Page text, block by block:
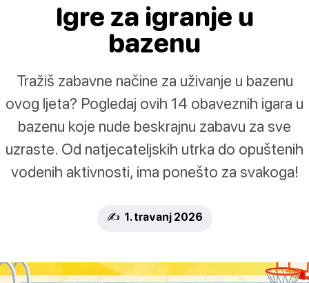
Igre za igranje u
bazenu
Tražiš zabavne načine za uživanje u bazenu
ovog ljeta? Pogledaj ovih 14 obaveznih igara u
bazenu koje nude beskrajnu zabavu za sve
uzraste. Od natjecateljskih utrka do opuštenih
vodenih aktivnosti, ima ponešto za svakoga!
✍️ 1. travanj 2026